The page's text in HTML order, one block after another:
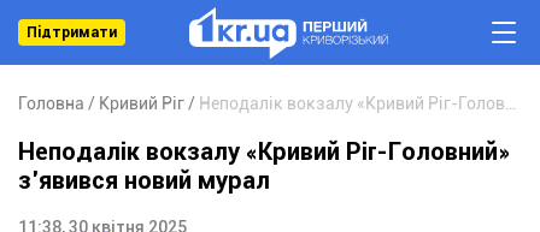
Підтримати
Головна Кривий Ріг
Неподалік вокзалу «Кривий Ріг-Головний»
з’явився новий мурал
11:38, 30 квітня 2025